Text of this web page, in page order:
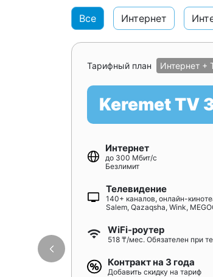
Все Интернет
Тарифный план Интернет +
Keremet TV
Интернет
до 300 Мбит/с
Безлимит
Телевидение
140+ каналов, онлайн-
Salem, Qazaqsha, Wink,
WiFi-роутер
518 ₸/мес. Обязателен при
Контракт на 3 года
Добавить скидку на тариф